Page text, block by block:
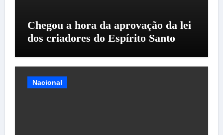
Chegou a hora da aprovação da lei
dos criadores do Espírito Santo
Nacional